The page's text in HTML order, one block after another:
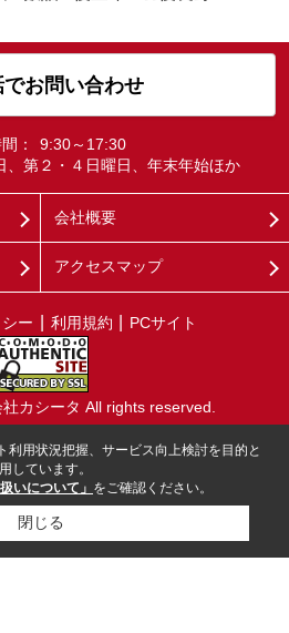
でお問い合わせ
：
9:30～17:30
、第２・４日曜日、年末年始ほか
会社概要
アクセスマップ
ー 利用規約 PCサイト
カシータ All rights reserved.
利用状況把握、サービス向上検討を目的と
しています。
いについて」 をご確認ください。
閉じる